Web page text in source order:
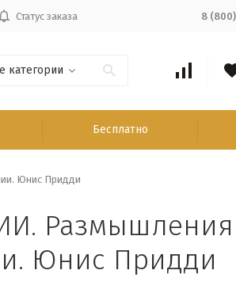
Статус заказа 8
категории
Бесплатно
Юнис Придди
Размышления
Юнис Придди